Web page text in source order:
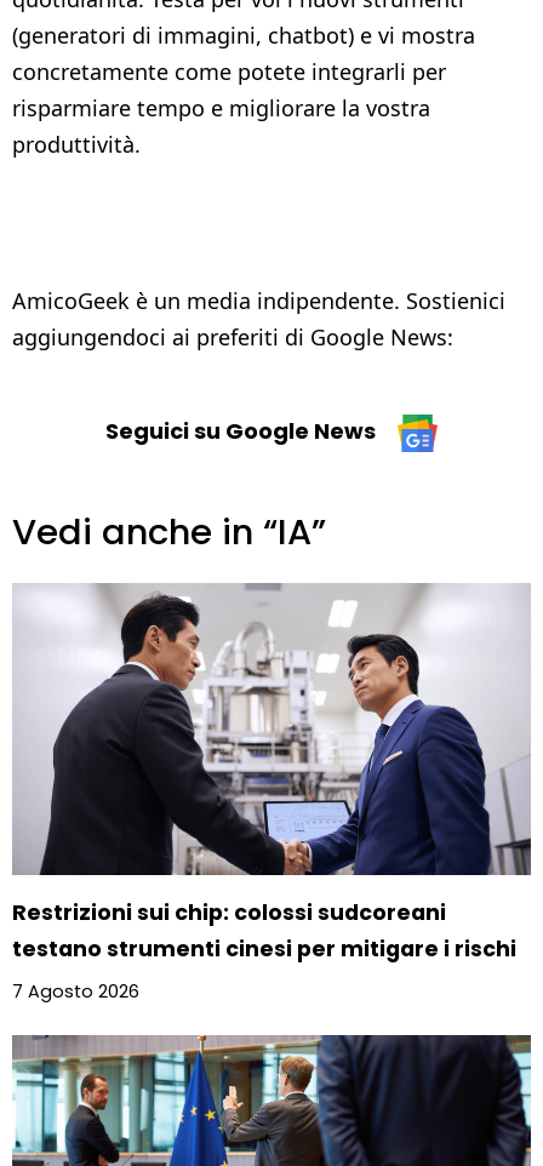
(generatori di immagini, chatbot) e vi mostra
concretamente come potete integrarli per
risparmiare tempo e migliorare la vostra
produttività.
AmicoGeek è un media indipendente. Sostienici
aggiungendoci ai preferiti di Google News:
Seguici su Google News
Vedi anche in “IA”
Restrizioni sui chip: colossi sudcoreani
testano strumenti cinesi per mitigare i rischi
7 Agosto 2026